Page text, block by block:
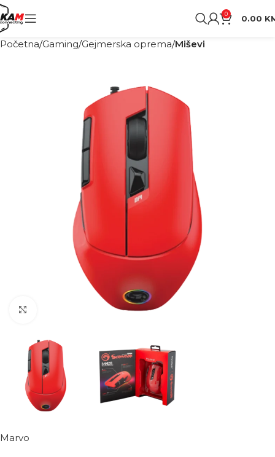
0 0.00
Početna Gaming Gejmerska oprema Miševi
Kliknite za povećanje
Marvo